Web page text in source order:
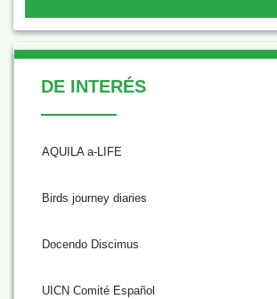
De Interés
DE INTERÉS
AQUILA a-LIFE
Birds journey diaries
Docendo Discimus
UICN Comité Español